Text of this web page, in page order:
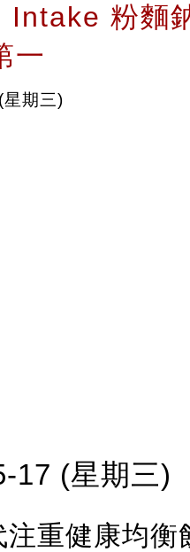
Intake 粉麵
一
期三)
17 (星期三)
注重健康均